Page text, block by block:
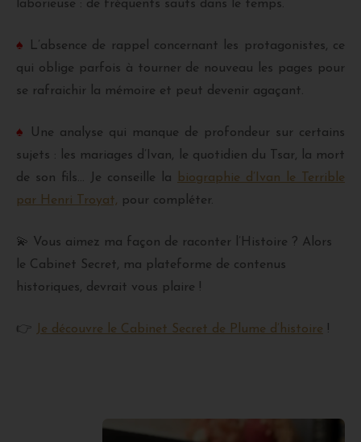
laborieuse : de fréquents sauts dans le temps.
♠
L’absence de rappel concernant les protagonistes, ce
qui oblige parfois à tourner de nouveau les pages pour
se rafraichir la mémoire et peut devenir agaçant.
♠
Une analyse qui manque de profondeur sur certains
sujets : les mariages d’Ivan, le quotidien du Tsar, la mort
de son fils… Je conseille la
biographie d’Ivan le Terrible
par Henri Troyat, pour compléter.
💫 Vous aimez ma façon de raconter l’Histoire ? Alors
le Cabinet Secret, ma plateforme de contenus
historiques, devrait vous plaire !
👉 Je découvre le Cabinet Secret de Plume d’histoire !